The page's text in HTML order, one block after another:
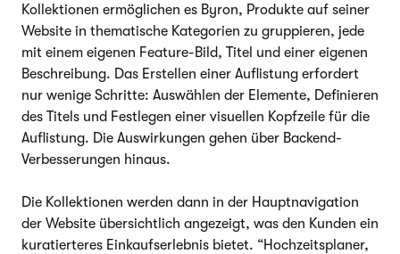
Kollektionen ermöglichen es Byron, Produkte auf seiner
Website in thematische Kategorien zu gruppieren, jede
mit einem eigenen Feature-Bild, Titel und einer eigenen
Beschreibung. Das Erstellen einer Auflistung erfordert
nur wenige Schritte: Auswählen der Elemente, Definieren
des Titels und Festlegen einer visuellen Kopfzeile für die
Auflistung. Die Auswirkungen gehen über Backend-
Verbesserungen hinaus.
Die Kollektionen werden dann in der Hauptnavigation
der Website übersichtlich angezeigt, was den Kunden ein
kuratierteres Einkaufserlebnis bietet. “Hochzeitsplaner,